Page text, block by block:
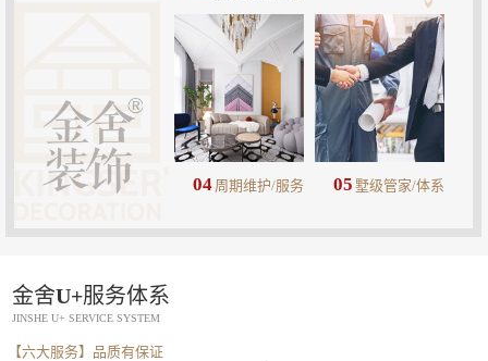
04 周期维护/服务 05 墅级管家/体系
金舍U+服务体系
JINSHE U+ SERVICE SYSTEM
【六大服务】品质有保证